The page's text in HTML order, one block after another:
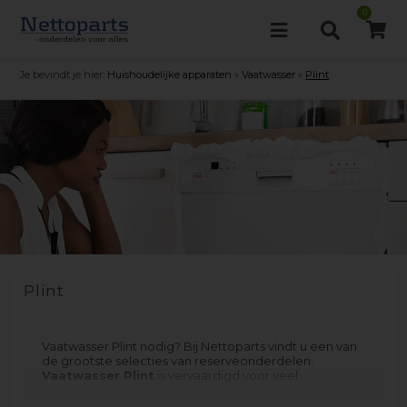
0
Je bevindt je hier: Huishoudelijke apparaten »Vaatwasser Plint
Plint
Vaatwasser Plint nodig? Bij Nettoparts vindt u een van
de grootste selecties van reserveonderdelen;
Vaatwasser Plint
is vervaardigd voor veel